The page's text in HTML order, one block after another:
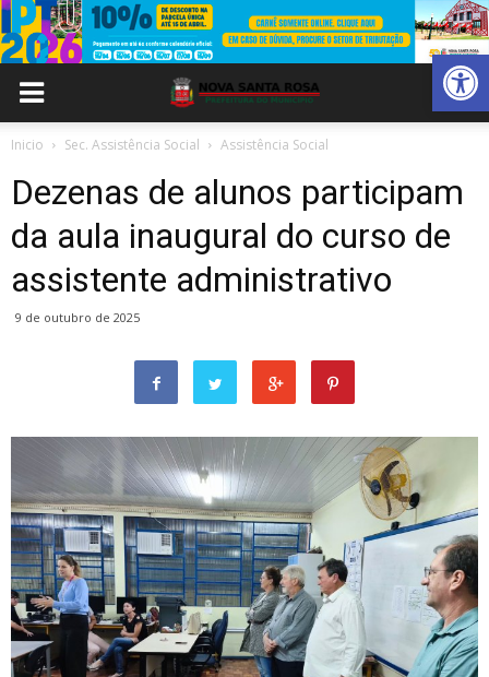
Abrir
Inicio Sec. Assistência Social Assistência Social
Dezenas de alunos participam
da aula inaugural do curso de
assistente administrativo
9 de outubro de 2025